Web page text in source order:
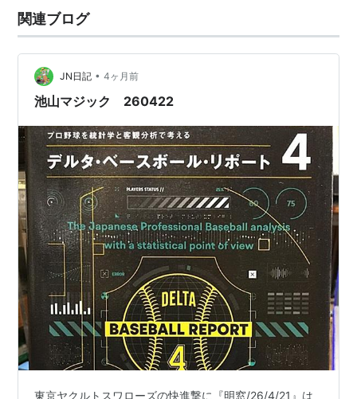
伊東勤
新井宏昌
正田耕三
近藤昭仁
土井正三
大熊忠義
吉田義男
石井琢朗
福良淳一
小坂誠
山崎隆造
角富士夫
水上善雄
白井一幸
伊良部秀輝
関連ブログ
JN日記 • 4ヶ月前
池山マジック 260422
東京ヤクルトスワローズの快進撃に『明窓/26/4/21』は